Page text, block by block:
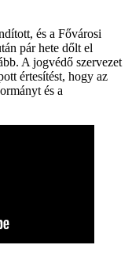
és a Fővárosi
pár hete dőlt el
A jogvédő szervezet
értesítést, hogy az
és a